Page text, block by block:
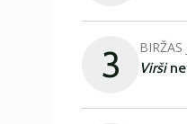
3
Virši